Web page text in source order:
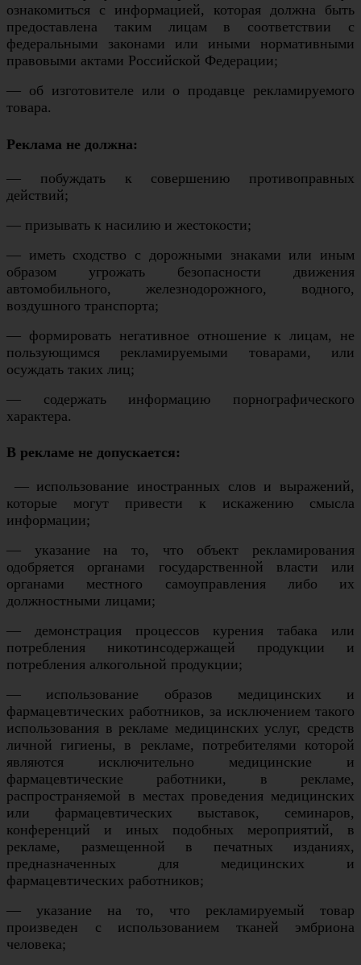
ознакомиться с информацией, которая должна быть
предоставлена таким лицам в соответствии с
федеральными законами или иными нормативными
правовыми актами Российской Федерации;
— об изготовителе или о продавце рекламируемого
товара.
Реклама не должна:
— побуждать к совершению противоправных
действий;
— призывать к насилию и жестокости;
— иметь сходство с дорожными знаками или иным
образом угрожать безопасности движения
автомобильного, железнодорожного, водного,
воздушного транспорта;
— формировать негативное отношение к лицам, не
пользующимся рекламируемыми товарами, или
осуждать таких лиц;
— содержать информацию порнографического
характера.
В рекламе не допускается:
— использование иностранных слов и выражений,
которые могут привести к искажению смысла
информации;
— указание на то, что объект рекламирования
одобряется органами государственной власти или
органами местного самоуправления либо их
должностными лицами;
— демонстрация процессов курения табака или
потребления никотинсодержащей продукции и
потребления алкогольной продукции;
— использование образов медицинских и
фармацевтических работников, за исключением такого
использования в рекламе медицинских услуг, средств
личной гигиены, в рекламе, потребителями которой
являются исключительно медицинские и
фармацевтические работники, в рекламе,
распространяемой в местах проведения медицинских
или фармацевтических выставок, семинаров,
конференций и иных подобных мероприятий, в
рекламе, размещенной в печатных изданиях,
предназначенных для медицинских и
фармацевтических работников;
— указание на то, что рекламируемый товар
произведен с использованием тканей эмбриона
человека;